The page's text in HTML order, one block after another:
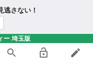
逃さない！
ー 埼玉版